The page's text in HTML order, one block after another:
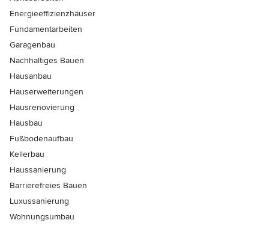
Energieeffizienzhäuser
Fundamentarbeiten
Garagenbau
Nachhaltiges Bauen
Hausanbau
Hauserweiterungen
Hausrenovierung
Hausbau
Fußbodenaufbau
Kellerbau
Haussanierung
Barrierefreies Bauen
Luxussanierung
Wohnungsumbau